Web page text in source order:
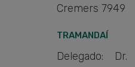
Cremers 7949
TRAMANDAÍ
Delegado: